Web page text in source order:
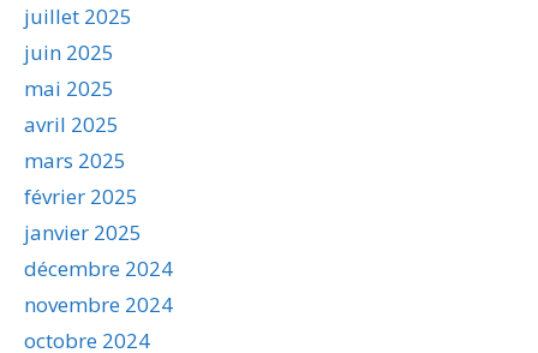
juillet 2025
juin 2025
mai 2025
avril 2025
mars 2025
février 2025
janvier 2025
décembre 2024
novembre 2024
octobre 2024